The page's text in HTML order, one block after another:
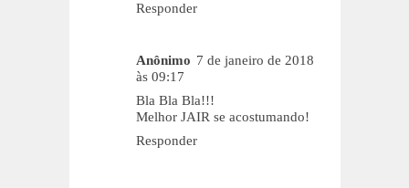
Responder
Anônimo 7 de janeiro de 2018
às 09:17
Bla Bla Bla!!!
Melhor JAIR se acostumando!
Responder